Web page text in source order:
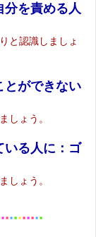
分を責める人
と認識しましょ
とができない
しょう。
いる人に：ゴ
しょう。